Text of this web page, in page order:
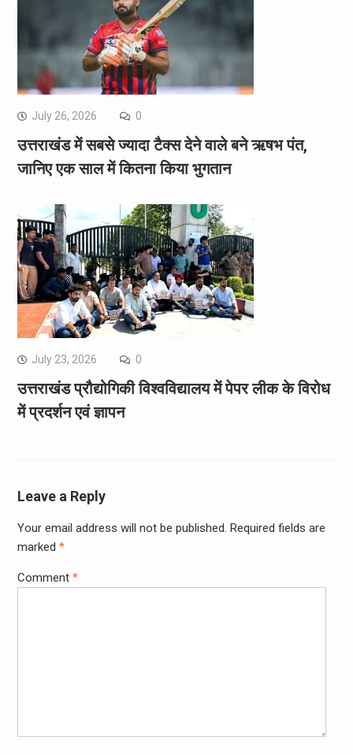
July 26, 2026 0
उत्तराखंड में सबसे ज्यादा टैक्स देने वाले बने ऋषभ पंत,
जानिए एक साल में कितना किया भुगतान
July 23, 2026 0
उत्तराखंड प्रौद्योगिकी विश्वविद्यालय में पेपर लीक के विरोध
में प्रदर्शन एवं ज्ञापन
Leave a Reply
Your email address will not be published. Required fields are
marked *
Comment *